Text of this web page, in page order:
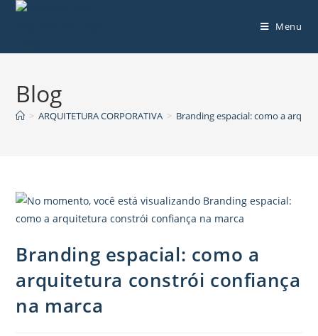
Menu
Blog
> ARQUITETURA CORPORATIVA > Branding espacial: como a
Branding espacial: como a
arquitetura constrói confiança
na marca